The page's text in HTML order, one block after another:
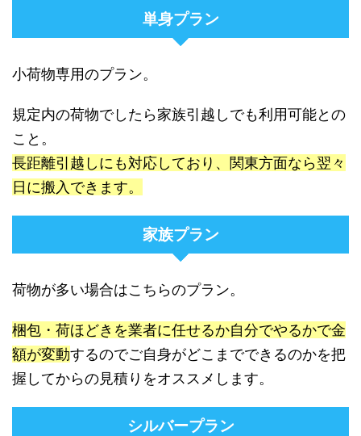
単身プラン
小荷物専用のプラン。
規定内の荷物でしたら家族引越しでも利用可能との
こと。
長距離引越しにも対応しており、関東方面なら翌々
日に搬入できます。
家族プラン
荷物が多い場合はこちらのプラン。
梱包・荷ほどきを業者に任せるか自分でやるかで金
額が変動するのでご自身がどこまでできるのかを把
握してからの見積りをオススメします。
シルバープラン